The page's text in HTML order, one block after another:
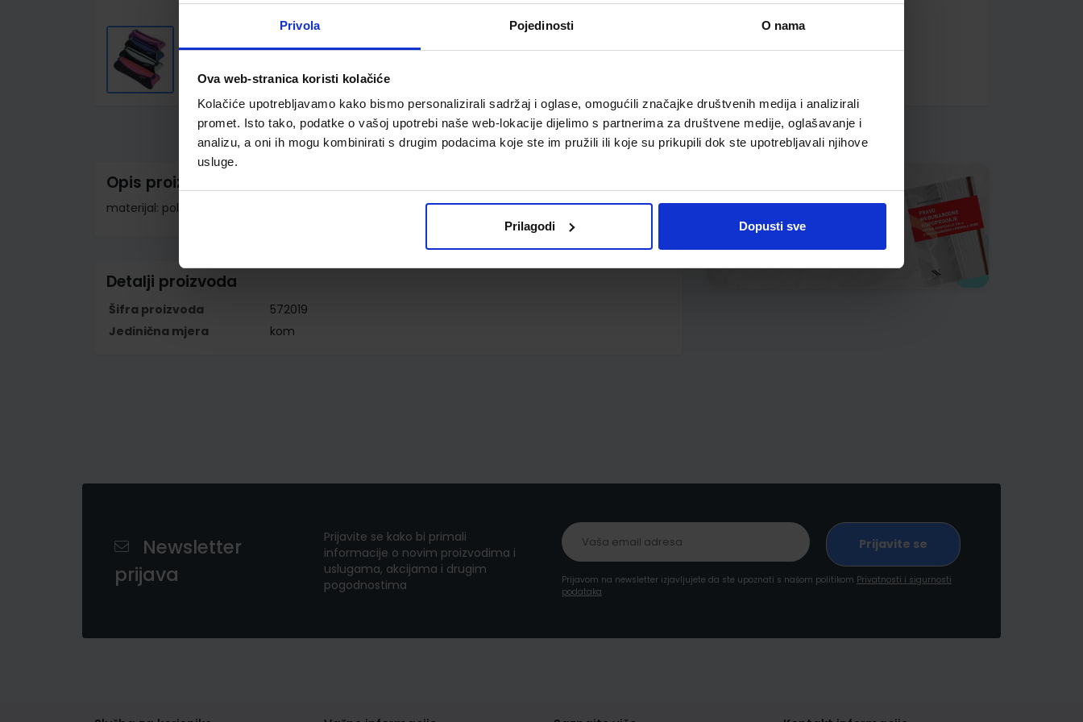
Privola Pojedinosti O nama
Ova web-stranica koristi kolačiće
Kolačiće upotrebljavamo kako bismo personalizirali sadržaj i oglase, omogućili značajke društvenih medija i analizirali
promet. Isto tako, podatke o vašoj upotrebi naše web-lokacije dijelimo s partnerima za društvene medije, oglašavanje i
analizu, a oni ih mogu kombinirati s drugim podacima koje ste im pružili ili koje su prikupili dok ste upotrebljavali njihove
usluge.
Prilagodi Dopusti sve
gallery
Opis proizvoda
materijal: poliester; dimenzije: 22 x 6,5 x 5 cm 7 x 8 cm; 1 zip; prazna
Detalji proizvoda
Šifra proizvoda
572019
Jedinična mjera
kom
Newsletter
prijava
Prijavite se kako bi primali
informacije o novim proizvodima i
uslugama, akcijama i drugim
pogodnostima
Prijavom na newsletter izjavljujete da ste upoznati s našom politikom Privatnosti i sigurnosti
podataka